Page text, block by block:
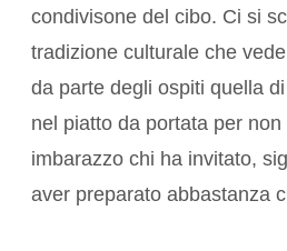
condivisone del cibo. Ci si
tradizione culturale che
da parte degli ospiti quella
nel piatto da portata per non
imbarazzo chi ha invitato,
aver preparato abbastanza